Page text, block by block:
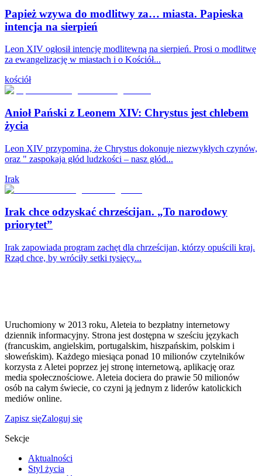
Papież wzywa do modlitwy za… miasta. Papieska
intencja na sierpień
Leon XIV ogłosił intencję modlitewną na sierpień. Prosi o modlitwę
za ewangelizację w miastach i o Kościół...
kościół
Anioł Pański z Leonem XIV: Chrystus jest chlebem
życia
Leon XIV przypomina, że Chrystus dokonuje niezwykłych czynów,
oraz " zaspokaja głód ludzkości – nasz głód...
Irak
Irak chce odzyskać chrześcijan. „To narodowy
priorytet”
Irak zapowiada program zachęt dla chrześcijan, którzy opuścili kraj.
Rząd chce, by wróciły setki tysięcy...
Uruchomiony w 2013 roku, Aleteia to bezpłatny internetowy
dziennik informacyjny. Strona jest dostępna w sześciu językach
(francuskim, angielskim, portugalskim, hiszpańskim, polskim i
słoweńskim). Każdego miesiąca ponad 10 milionów czytelników
korzysta z Aletei poprzez jej stronę internetową, aplikację oraz
media społecznościowe. Aleteia dociera do prawie 50 milionów
osób na całym świecie, co czyni ją jednym z liderów katolickich
mediów online.
Zapisz sięZaloguj się
Sekcje
Aktualności
Styl życia